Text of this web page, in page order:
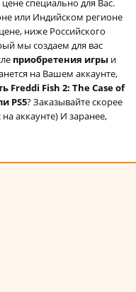
специально для Вас.
или Индийском регионе
ниже Российского
мы создаем для вас
приобретения игры и
на Вашем аккаунте,
Freddi Fish 2: The Case of
PS5? Заказывайте скорее
аккаунте) И заранее,